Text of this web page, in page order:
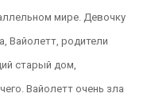
мире. Девочку
Вайолетт, родители
старый дом,
Вайолетт очень зла